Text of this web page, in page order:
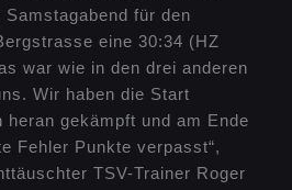
für den
eine 30:34 (HZ
war wie in den drei anderen
Wir haben die Start
gekämpft und am Ende
Fehler Punkte verpasst“,
TSV-Trainer Roger